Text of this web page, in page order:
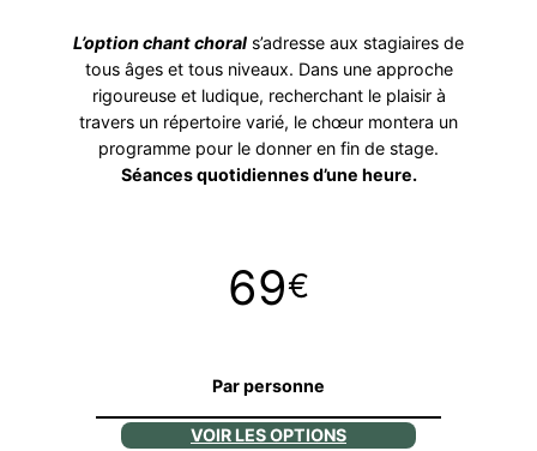
L’option chant choral s’adresse aux stagiaires de
tous âges et tous niveaux. Dans une approche
rigoureuse et ludique, recherchant le plaisir à
travers un répertoire varié, le chœur montera un
programme pour le donner en fin de stage.
Séances quotidiennes d’une heure.
69€
Par personne
VOIR LES OPTIONS